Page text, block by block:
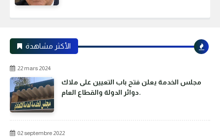
الأكثر مشاهدة
22 mars 2024
مجلس الخدمة يعلن فتح باب التعيين على ملاك
دوائر الدولة والقطاع العام.
02 septembre 2022